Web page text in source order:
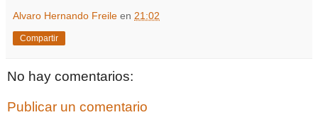
Alvaro Hernando Freile en 21:02
Compartir
No hay comentarios:
Publicar un comentario